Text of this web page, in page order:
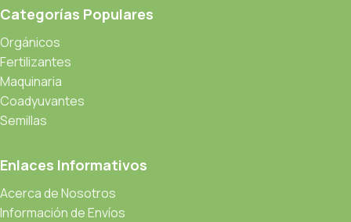
Categorías Populares
Orgánicos
Fertilizantes
Maquinaria
Coadyuvantes
Semillas
Enlaces Informativos
Acerca de Nosotros
Información de Envíos